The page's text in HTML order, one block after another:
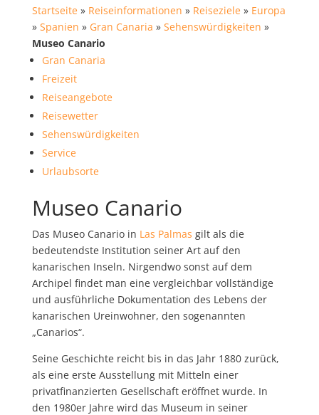
Startseite» Reiseinformationen » Reiseziele» Europa
» Spanien » Gran Canaria » Sehenswürdigkeiten »
Museo Canario
Gran Canaria
Freizeit
Reiseangebote
Reisewetter
Sehenswürdigkeiten
Service
Urlaubsorte
Museo Canario
Das Museo Canario in Las Palmas gilt als die
bedeutendste Institution seiner Art auf den
kanarischen Inseln. Nirgendwo sonst auf dem
Archipel findet man eine vergleichbar vollständige
und ausführliche Dokumentation des Lebens der
kanarischen Ureinwohner, den sogenannten
„Canarios“.
Seine Geschichte reicht bis in das Jahr 1880 zurück,
als eine erste Ausstellung mit Mitteln einer
privatfinanzierten Gesellschaft eröffnet wurde. In
den 1980er Jahre wird das Museum in seiner